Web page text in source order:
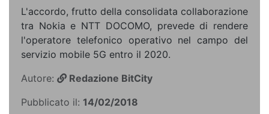
L'accordo, frutto della consolidata collaborazione
tra Nokia e NTT DOCOMO, prevede di rendere
l'operatore telefonico operativo nel campo del
servizio mobile 5G entro il 2020.
Autore:
Redazione BitCity
Pubblicato il: 14/02/2018